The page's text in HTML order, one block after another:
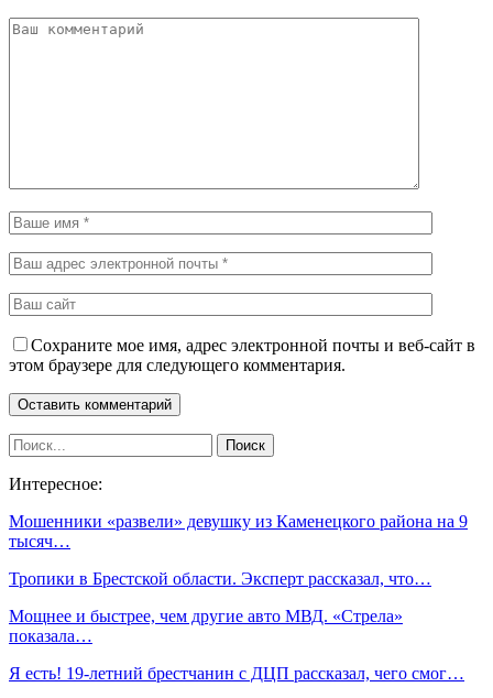
Сохраните мое имя, адрес электронной почты и веб-сайт в
этом браузере для следующего комментария.
Интересное:
Мошенники «развели» девушку из Каменецкого района на 9
тысяч…
Тропики в Брестской области. Эксперт рассказал, что…
Мощнее и быстрее, чем другие авто МВД. «Стрела»
показала…
Я есть! 19-летний брестчанин с ДЦП рассказал, чего смог…